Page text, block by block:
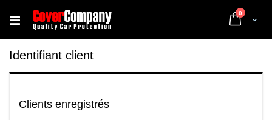
Cart
0 articles
Identifiant client
Clients enregistrés